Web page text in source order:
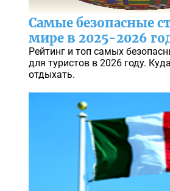
Самые безопасные
мире в 2025-2026
Рейтинг и топ самых
для туристов в 2026 году.
отдыхать.